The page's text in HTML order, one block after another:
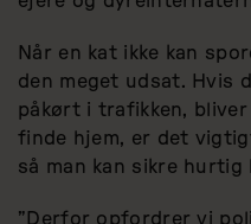
Når en kat ikke kan
den meget udsat. Hvis
påkørt i trafikken, bliver
finde hjem, er det
så man kan sikre
”Derfor opfordrer vi